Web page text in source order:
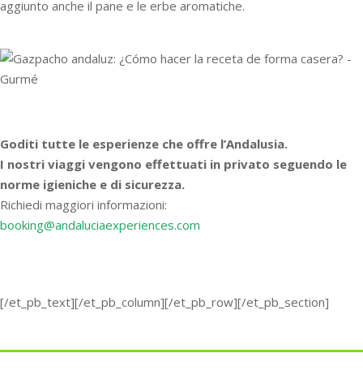
aggiunto anche il pane e le erbe aromatiche.
Goditi tutte le esperienze che offre l’Andalusia.
I nostri viaggi vengono effettuati in privato seguendo le
norme igieniche e di sicurezza.
Richiedi maggiori informazioni:
booking@andaluciaexperiences.com
[/et_pb_text][/et_pb_column][/et_pb_row][/et_pb_section]